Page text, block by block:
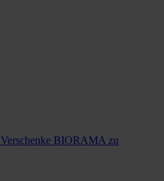
Verschenke BIORAMA zu